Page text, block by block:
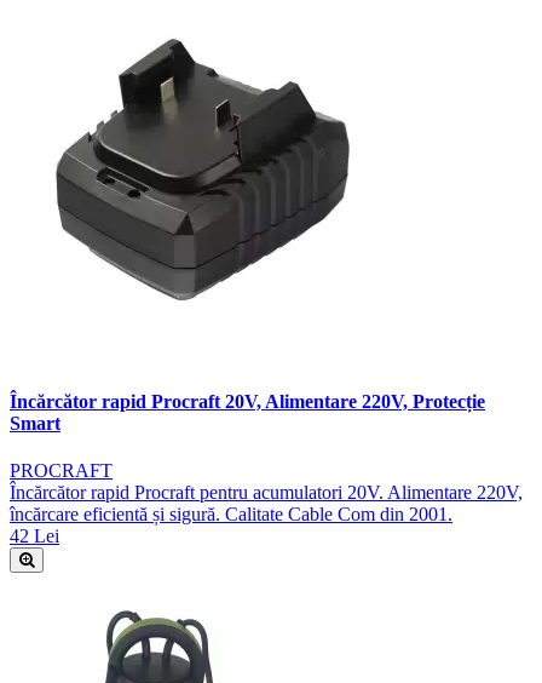
Încărcător rapid Procraft 20V, Alimentare 220V, Protecție
Smart
PROCRAFT
Încărcător rapid Procraft pentru acumulatori 20V. Alimentare 220V,
încărcare eficientă și sigură. Calitate Cable Com din 2001.
42 Lei